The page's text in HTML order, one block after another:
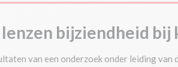
bijziendheid
van een onderzoek onder leiding